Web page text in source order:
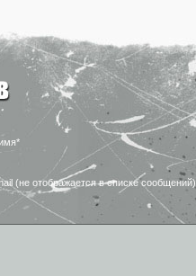
(не отображается в списке сообщений)